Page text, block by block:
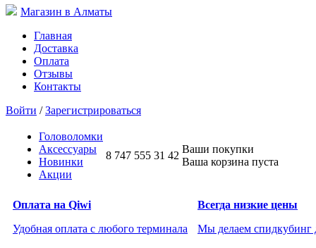
Магазин в Алматы
Главная
Доставка
Оплата
Отзывы
Контакты
Войти /Зарегистрироваться
Головоломки
Аксессуары
Новинки
Акции
8 747 555 31 42
Ваши покупки
Ваша корзина пуста
Оплата на Qiwi
Удобная оплата с любого терминала
Всегда низкие цены
Мы делаем спидкубинг